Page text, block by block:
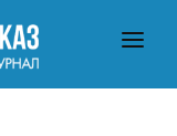
№ 223-ФЗ